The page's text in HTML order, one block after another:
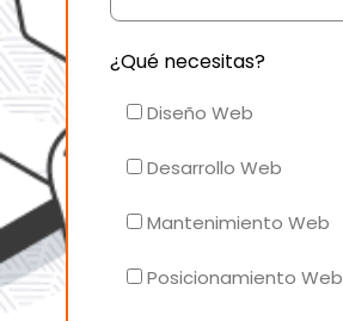
¿Qué necesitas?
Diseño Web
Desarrollo Web
Mantenimiento Web
Posicionamiento Web